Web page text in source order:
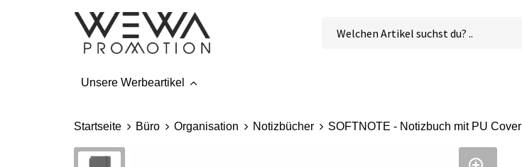
Unsere Werbeartikel
Startseite Büro Organisation Notizbücher SOFTNOTE - Notizbuch mit PU Cover